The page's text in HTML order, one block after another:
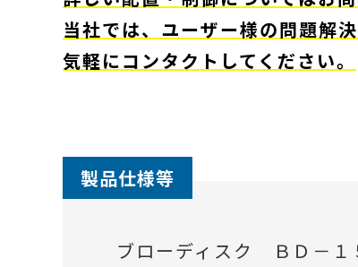
当社では、ユーザー様の問題解
気軽にコンタクトしてください。
製品仕様等
ブローディスク ＢＤ－